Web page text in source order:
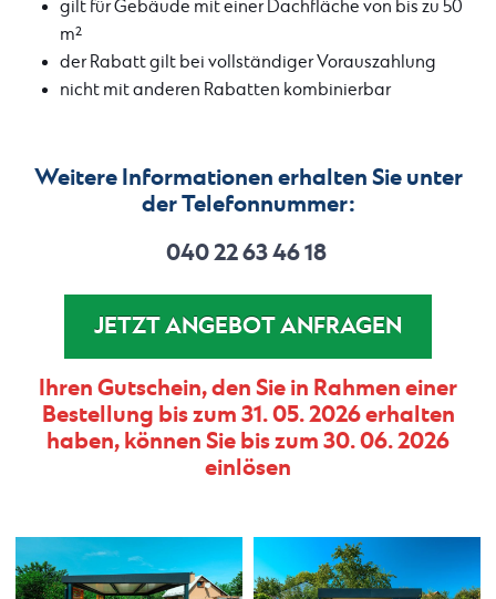
gilt für Gebäude mit einer Dachfläche von bis zu 50
m²
der Rabatt gilt bei vollständiger Vorauszahlung
nicht mit anderen Rabatten kombinierbar
Weitere Informationen erhalten Sie unter
der Telefonnummer:
040 22 63 46 18
JETZT ANGEBOT ANFRAGEN
Ihren Gutschein, den Sie in Rahmen einer
Bestellung bis zum 31. 05. 2026 erhalten
haben, können Sie bis zum 30. 06. 2026
einlösen